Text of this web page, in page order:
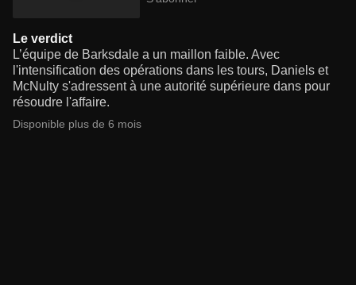
Le verdict
L’équipe de Barksdale a un maillon faible. Avec
l'intensification des opérations dans les tours, Daniels et
McNulty s'adressent à une autorité supérieure dans pour
résoudre l'affaire.
Disponible plus de 6 mois